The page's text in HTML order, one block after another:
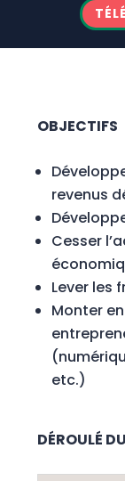
OBJECTIFS
revenus
Cesser
Lever les
Monter
etc.)
DÉROULÉ